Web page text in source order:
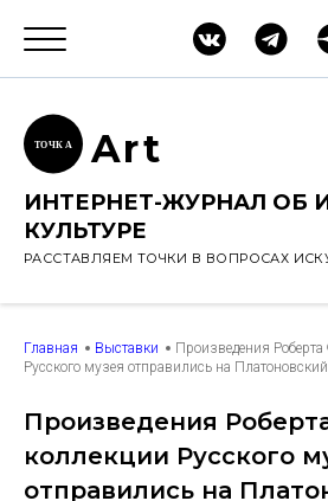
ТОЧК А Art
ИНТЕРНЕТ-ЖУРНАЛ ОБ
КУЛЬТУРЕ
РАССТАВЛЯЕМ ТОЧКИ В ВОПРОСАХ
Главная Выставки
Произведения
Русского музея отправились на
Произведения
коллекции Русского
отправились на